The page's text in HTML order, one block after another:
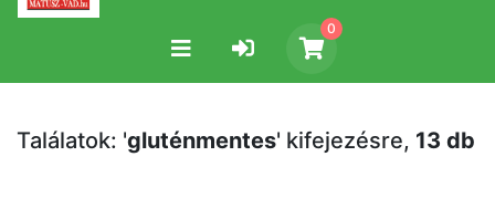
0
Találatok: 'gluténmentes' kifejezésre, 13 db